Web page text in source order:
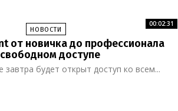
НОВОСТИ
00:02:31
от новичка до профессионала
доступе
завтра будет открыт доступ ко всем...